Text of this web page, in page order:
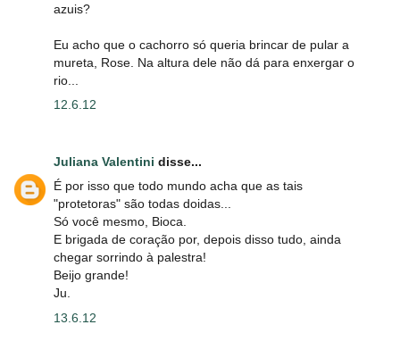
azuis?
Eu acho que o cachorro só queria brincar de pular a
mureta, Rose. Na altura dele não dá para enxergar o
rio...
12.6.12
Juliana Valentini disse...
É por isso que todo mundo acha que as tais
"protetoras" são todas doidas...
Só você mesmo, Bioca.
E brigada de coração por, depois disso tudo, ainda
chegar sorrindo à palestra!
Beijo grande!
Ju.
13.6.12